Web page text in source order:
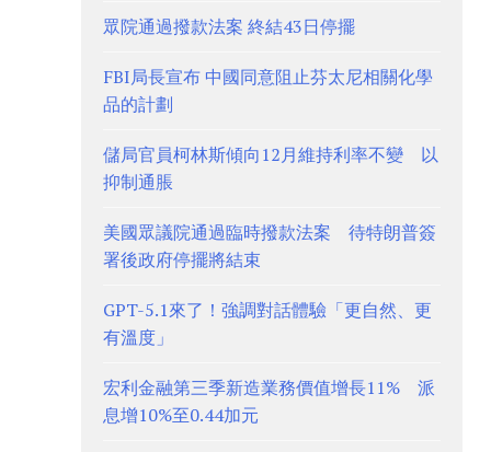
眾院通過撥款法案 終結43日停擺
FBI局長宣布 中國同意阻止芬太尼相關化學
品的計劃
儲局官員柯林斯傾向12月維持利率不變 以
抑制通脹
美國眾議院通過臨時撥款法案 待特朗普簽
署後政府停擺將結束
GPT-5.1來了！強調對話體驗「更自然、更
有溫度」
宏利金融第三季新造業務價值增長11% 派
息增10%至0.44加元